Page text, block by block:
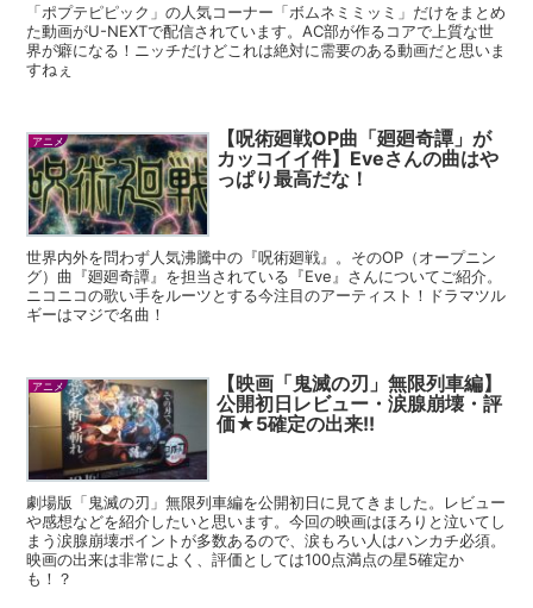
「ポプテピピック」の人気コーナー「ボムネミミッミ」だけをまとめ
た動画がU-NEXTで配信されています。AC部が作るコアで上質な世
界が癖になる！ニッチだけどこれは絶対に需要のある動画だと思いま
すねぇ
アニメ
【呪術廻戦OP曲「廻廻奇譚」が
カッコイイ件】Eveさんの曲はや
っぱり最高だな！
世界内外を問わず人気沸騰中の『呪術廻戦』。そのOP（オープニン
グ）曲『廻廻奇譚』を担当されている『Eve』さんについてご紹介。
ニコニコの歌い手をルーツとする今注目のアーティスト！ドラマツル
ギーはマジで名曲！
アニメ
【映画「鬼滅の刃」無限列車編】
公開初日レビュー・涙腺崩壊・評
価★5確定の出来!!
劇場版「鬼滅の刃」無限列車編を公開初日に見てきました。レビュー
や感想などを紹介したいと思います。今回の映画はほろりと泣いてし
まう涙腺崩壊ポイントが多数あるので、涙もろい人はハンカチ必須。
映画の出来は非常によく、評価としては100点満点の星5確定か
も！？